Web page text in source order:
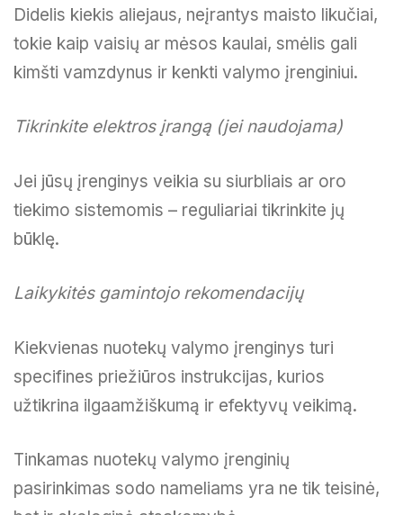
Didelis kiekis aliejaus, neįrantys maisto likučiai,
tokie kaip vaisių ar mėsos kaulai, smėlis gali
kimšti vamzdynus ir kenkti valymo įrenginiui.
Tikrinkite elektros įrangą (jei naudojama)
Jei jūsų įrenginys veikia su siurbliais ar oro
tiekimo sistemomis – reguliariai tikrinkite jų
būklę.
Laikykitės gamintojo rekomendacijų
Kiekvienas nuotekų valymo įrenginys turi
specifines priežiūros instrukcijas, kurios
užtikrina ilgaamžiškumą ir efektyvų veikimą.
Tinkamas nuotekų valymo įrenginių
pasirinkimas sodo nameliams yra ne tik teisinė,